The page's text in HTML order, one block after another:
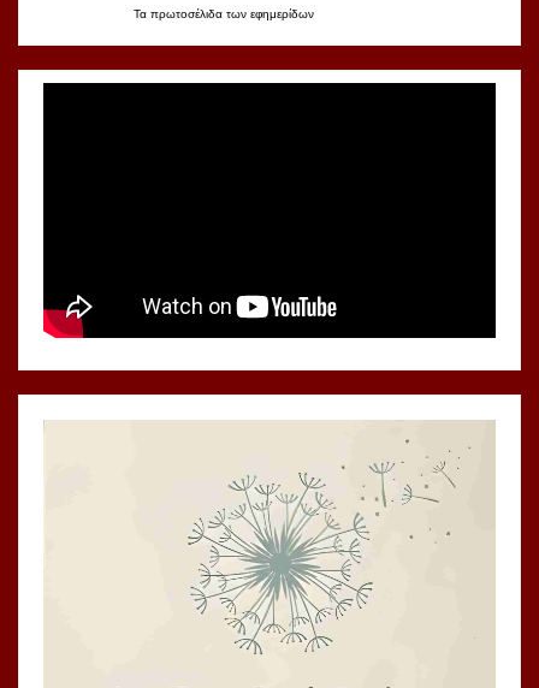
Τα πρωτοσέλιδα των εφημερίδων